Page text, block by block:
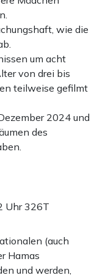
wie die
um acht
von drei bis
teilweise gefilmt
2024 und
des
Uhr326T
(auch
Hamas
und werden,